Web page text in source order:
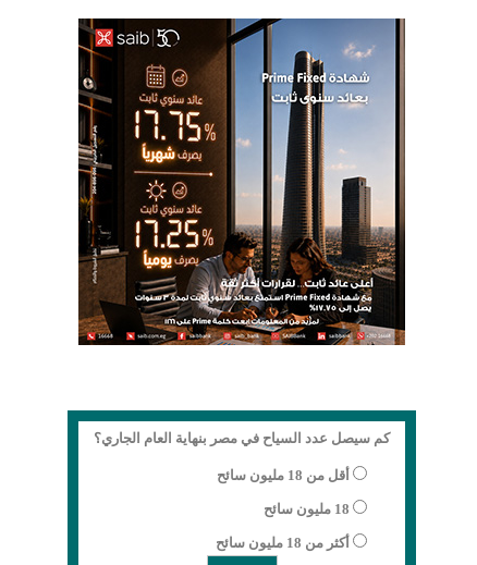
كم سيصل عدد السياح في مصر بنهاية العام الجاري؟
أقل من 18 مليون سائح
18 مليون سائح
أكثر من 18 مليون سائح